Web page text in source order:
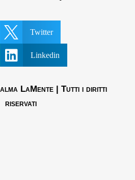
 Twitter
 Linkedin
LaMente | Tutti i diritti
riservati